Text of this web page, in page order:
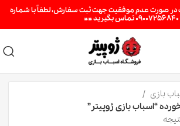
در صورت عدم موفقیت جهت ثبت سفارش، لطفاً با شماره
09007256840 تماس بگیرید »»
بازی
“اسباب بازی ژوپیتر”